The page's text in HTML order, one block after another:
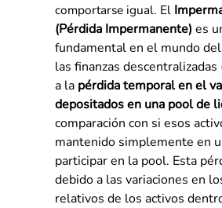
comportarse igual. El
(Pérdida Impermanente) es
fundamental en el mundo
las finanzas descentralizadas
a la pérdida temporal en el
depositados en una pool de
comparación con si esos
mantenido simplemente en
participar en la pool. Esta
debido a las variaciones en
relativos de los activos